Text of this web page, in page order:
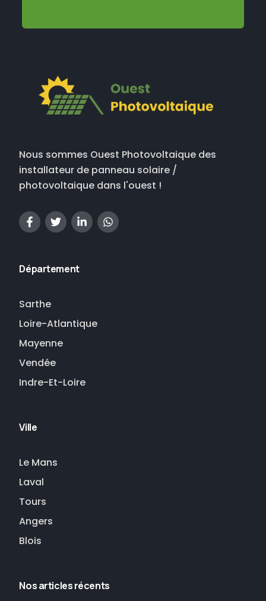
Nous sommes Ouest Photovoltaique des
installateur de panneau solaire /
photovoltaique dans l'ouest !
Département
Sarthe
Loire-Atlantique
Mayenne
Vendée
Indre-Et-Loire
Ville
Le Mans
Laval
Tours
Angers
Blois
Nos articles récents